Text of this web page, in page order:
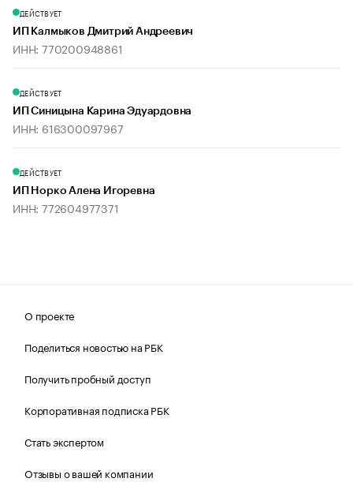
ДЕЙСТВУЕТ
ИП Калмыков Дмитрий Андреевич
ИНН: 770200948861
ДЕЙСТВУЕТ
ИП Синицына Карина Эдуардовна
ИНН: 616300097967
ДЕЙСТВУЕТ
ИП Норко Алена Игоревна
ИНН: 772604977371
О проекте
Поделиться новостью на РБК
Получить пробный доступ
Корпоративная подписка РБК
Стать экспертом
Отзывы о вашей компании